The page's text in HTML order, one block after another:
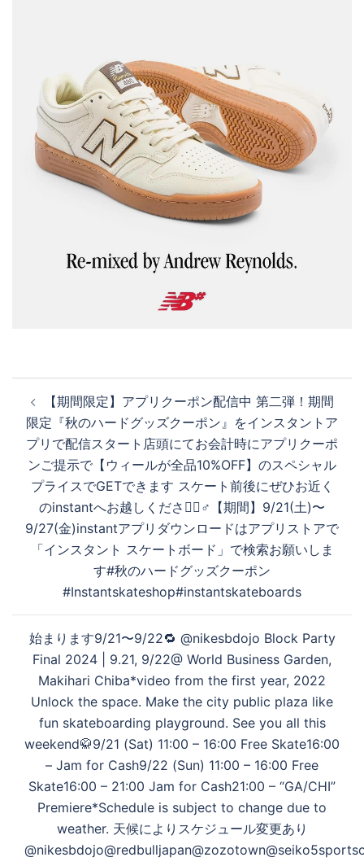
ナ
ビ
ゲ
シ
【期間限定】アプリクーポン配信中 第二弾！期間
限定『秋のハードグッズクーポン』をインスタントア
プリで配信スタート︎店頭にてお会計時にアプリクーポ
ンご提示で【ウィールが全品10%OFF】のスペシャル
プライスでGETできます スケート前後にぜひお近く
のinstantへお越しください🏻‍♂️【期間】9/21(土)〜
9/27(金)instantアプリダウンロードはアプリストアで
「インスタント スケートボード」で検索お願いしま
す#秋のハードグッズクーポン
#Instantskateshop#instantskateboards
始まります9/21〜9/22🔁 @nikesbdojo Block Party
Final 2024 | 9.21, 9/22@ World Business Garden,
Makihari Chiba*video from the first year, 2022
Unlock the space. Make the city public plaza like
fun skateboarding playground. See you all this
weekend🥋9/21 (Sat) 11:00 – 16:00 Free Skate16:00
– Jam for Cash9/22 (Sun) 11:00 – 16:00 Free
Skate16:00 – 21:00 Jam for Cash21:00 – “GA/CHI”
Premiere*Schedule is subject to change due to
weather. 天候によりスケジュール変更あり